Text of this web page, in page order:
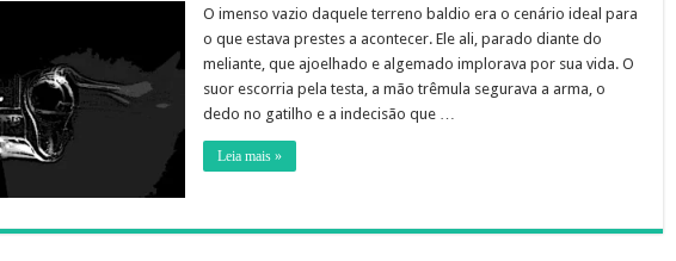
O imenso vazio daquele terreno baldio era o cenário ideal para
o que estava prestes a acontecer. Ele ali, parado diante do
meliante, que ajoelhado e algemado implorava por sua vida. O
suor escorria pela testa, a mão trêmula segurava a arma, o
dedo no gatilho e a indecisão que …
Leia mais »